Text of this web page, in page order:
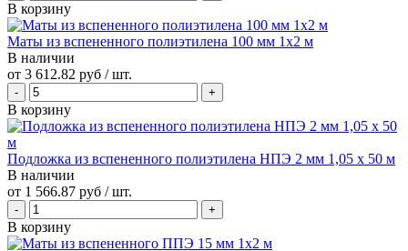
В корзину
Маты из вспененного полиэтилена 100 мм 1x2 м
В наличии
от 3 612.82 руб / шт.
В корзину
Подложка из вспененного полиэтилена НПЭ 2 мм 1,05 х 50 м
В наличии
от 1 566.87 руб / шт.
В корзину